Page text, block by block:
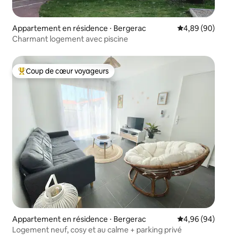
Appartement en résidence ⋅ Bergerac Évaluation
4,89 (90)
Charmant logement avec piscine
Coups de cœur voyageurs les plus appréciés
Coup de cœur voyageurs
Appartement en résidence ⋅ Bergerac Évaluation
4,96 (94)
Logement neuf, cosy et au calme + parking privé